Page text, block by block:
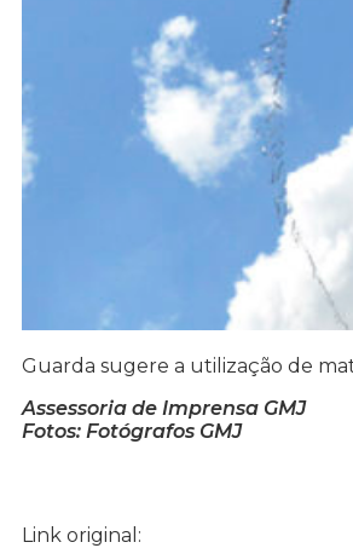
Guarda sugere a utilização de
Assessoria de Imprensa GMJ
Fotos: Fotógrafos GMJ
Link original: